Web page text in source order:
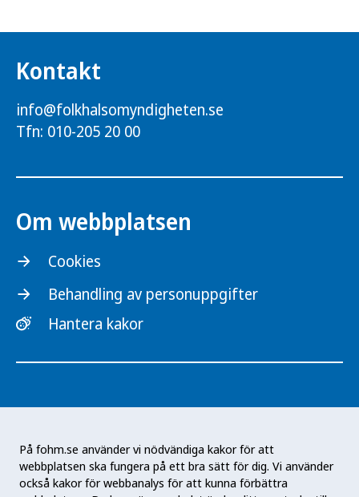
På fohm.se använder vi nödvändiga kakor för att
webbplatsen ska fungera på ett bra sätt för dig. Vi använder
också kakor för webbanalys för att kunna förbättra
Kontakt
info@folkhalsomyndigheten.se
Tfn: 010-205 20 00
Om webbplatsen
Cookies
Behandling av personuppgifter
Hantera kakor
Folkhälsomyndigheten är en nationell
kunskapsmyndighet som arbetar för en bättre